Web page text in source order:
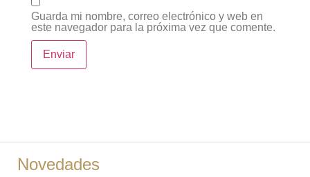
Guarda mi nombre, correo electrónico y web en
este navegador para la próxima vez que comente.
Novedades